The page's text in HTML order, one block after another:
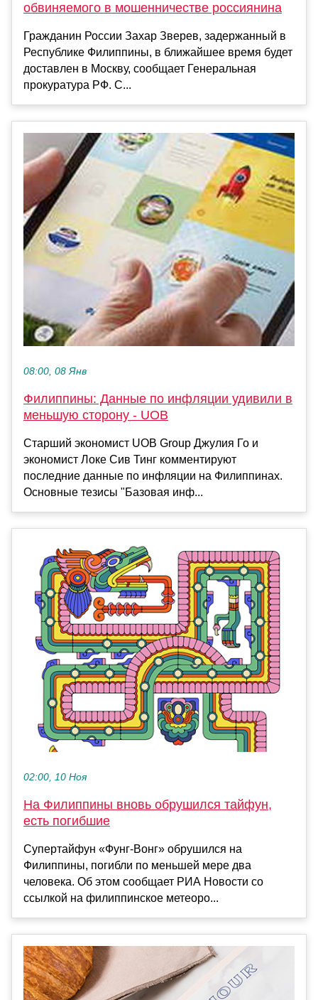
обвиняемого в мошенничестве россиянина
Гражданин России Захар Зверев, задержанный в
Республике Филиппины, в ближайшее время будет
доставлен в Москву, сообщает Генеральная
прокуратура РФ. С...
08:00, 08 Янв
Филиппины: Данные по инфляции удивили в
меньшую сторону - UOB
Старший экономист UOB Group Джулия Го и
экономист Локе Сив Тинг комментируют
последние данные по инфляции на Филиппинах.
Основные тезисы "Базовая инф...
02:00, 10 Ноя
На Филиппины вновь обрушился тайфун,
есть погибшие
Супертайфун «Фунг-Вонг» обрушился на
Филиппины, погибли по меньшей мере два
человека. Об этом сообщает РИА Новости со
ссылкой на филиппинское метеоро...